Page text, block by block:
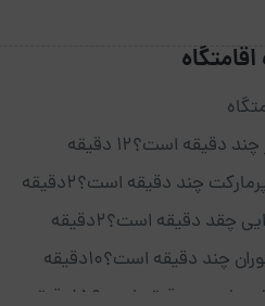
دقیقه است؟12 دقیقه
چند دقیقه است؟2دقیقه
چقد دقیقه است؟2دقیقه
چند دقیقه است؟10دقیقه
چنددقیقه است؟15دقیقه